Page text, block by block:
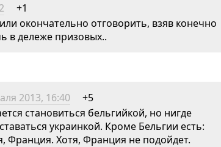
+1
окончательно отговорить, взяв конечно
в дележе призовых..
2013, 16:40
+5
становиться бельгийкой, но нигде
украинкой. Кроме Бельгии есть:
Франция. Хотя, Франция не подойдет.